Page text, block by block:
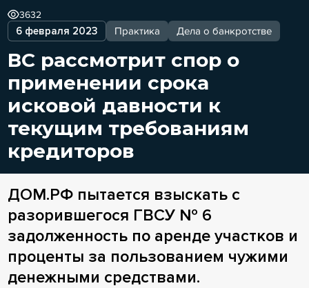
6 февраля 2023 Практика Дела о банкротстве
3632
ВС рассмотрит спор о
применении срока
исковой давности к
текущим требованиям
кредиторов
ДОМ.РФ пытается взыскать с
разорившегося ГВСУ № 6
задолженность по аренде участков и
проценты за пользованием чужими
денежными средствами.